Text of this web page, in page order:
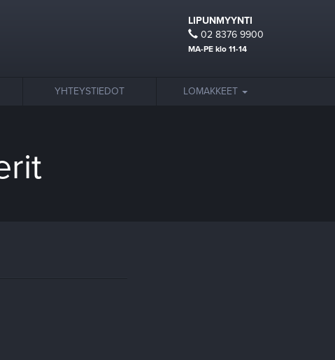
LIPUNMYYNTI
02 8376 9900
MA-PE klo 11-14
YHTEYSTIEDOT LOMAKKEET